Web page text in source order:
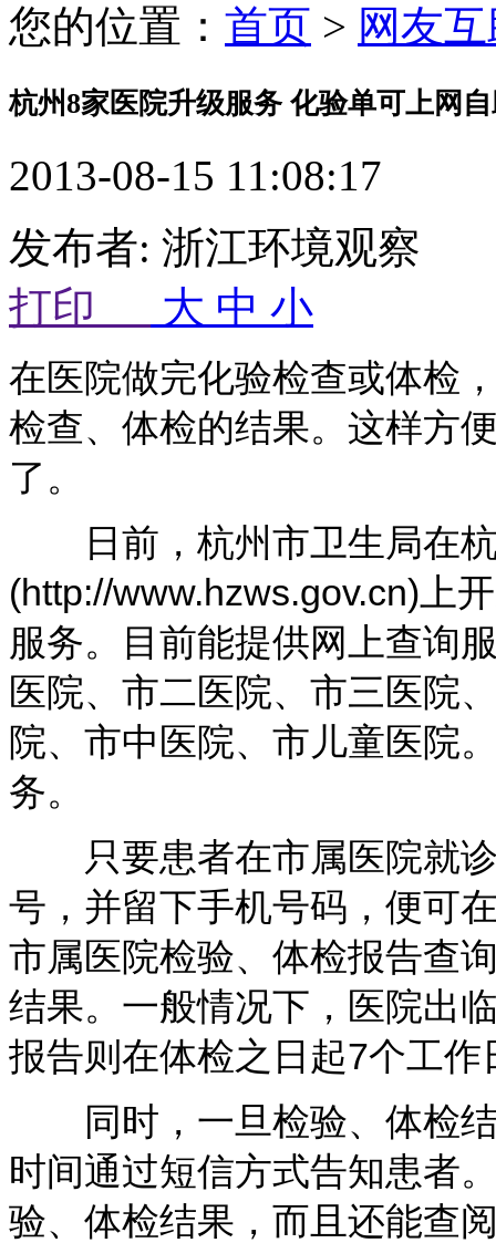
您的位置： 首页 > 网友
杭州8家医院升级服务 化验单可上网
2013-08-15 11:08:17
发布者: 浙江环境观察
打印
大 中 小
在医院做完化验检查或体检
检查、体检的结果。这样方
了。
日前，杭州市卫生局在杭
(http://www.hzws.gov.cn)上
服务。目前能提供网上查询
医院、市二医院、市三医院
院、市中医院、市儿童医院
务。
只要患者在市属医院就诊
号，并留下手机号码，便可
市属医院检验、体检报告查
结果。一般情况下，医院出
报告则在体检之日起7个工作
同时，一旦检验、体检结
时间通过短信方式告知患者
验、体检结果，而且还能查